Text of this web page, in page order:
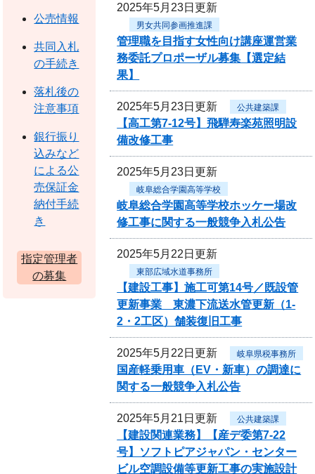
2025年5月23日更新
男女共同参画推進課
管理職を目指す女性向け講座運営業
務委託プロポーザル募集【選定結
果】
2025年5月23日更新 公共建築課
【高工第7-12号】飛騨寿楽苑照明設
備改修工事
2025年5月23日更新
岐阜総合学園高等学校
岐阜総合学園高等学校ホッケー場改
修工事に関する一般競争入札公告
2025年5月22日更新
東部広域水道事務所
【建設工事】施工可第14号／既設管
更新事業 東濃下流送水管更新（1-
2・2工区）舗装復旧工事
2025年5月22日更新 岐阜県税事務所
国産軽乗用車（EV・新車）の調達に
関する一般競争入札公告
2025年5月21日更新 公共建築課
【建設関連業務】【産デ委第7-22
号】ソフトピアジャパン・センター
ビル空調設備等更新工事の実施設計
公売情報
共同入札
の手続き
落札後の
注意事項
銀行振り
込みなど
による公
売保証金
納付手続
き
指定管理者
の募集